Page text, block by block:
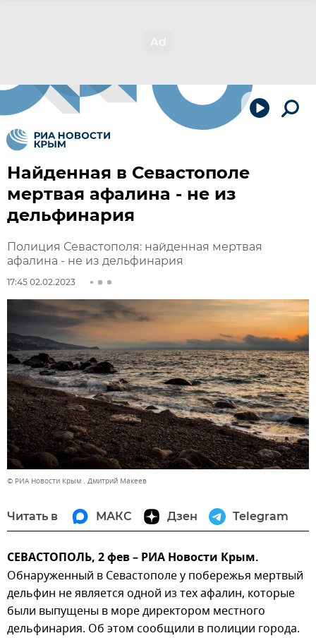
Найденная в Севастополе
мертвая афалина - не из
дельфинария
Полиция Севастополя: найденная мертвая
афалина - не из дельфинария
17:45 02.02.2023
© РИА Новости Крым . Дмитрий Макеев
Читать в МАКС Дзен Telegram
СЕВАСТОПОЛЬ, 2 фев – РИА Новости Крым.
Обнаруженный в Севастополе у побережья мертвый
дельфин не является одной из тех афалин, которые
были выпущены в море директором местного
дельфинария. Об этом сообщили в полиции города.